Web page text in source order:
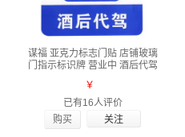
谋福 亚克力标志门贴 店铺玻璃
门指示标识牌 营业中 酒后代驾
￥
已有16人评价
购买